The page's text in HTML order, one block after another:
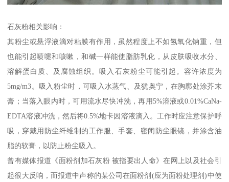
石灰粉相关影响：
其粉尘或悬浮液滴对粘膜有作用，虽然程度上不如氢氧化钠重，但
也能引起喷嚏和咳嗽，和碱一样能使脂肪乳化，从皮肤吸收水分、
溶解蛋白质、及腐蚀组织。吸入石灰粉尘可能引起。容许浓度为
5mg/m3。吸入粉尘时，可吸入水蒸气、及犹奥宁，在胸廓处涂芥末
膏；当落入眼内时，可用流水尽快冲洗，再用5%溶液或0.01%CaNa-
EDTA溶液冲洗，然后将0.5%地卡因溶液滴入。工作时应注意保护呼
吸，穿戴用防尘纤维制的工作服、手套、密闭防尘眼镜，并涂含油
脂的软膏，以防止粉尘吸入。
曾有媒体报道《面粉剂加石灰粉 被指要出人命》在网上以及社会引
起很大反响，而报道中声称的某公司在面粉剂(应为面粉处理剂)中使